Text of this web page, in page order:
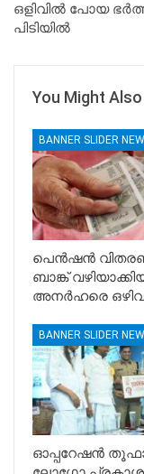
ഒളിവിൽ പോയ
പിടിയിൽ
You Might
BANNER SLIDER
പെൻഷൻ
ബാങ്ക്
അനർഹരെ
BANNER SLIDER
ഓപ്പറേഷൻ